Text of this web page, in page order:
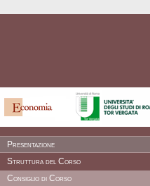
Presentazione
Struttura del Corso
Consiglio di Corso